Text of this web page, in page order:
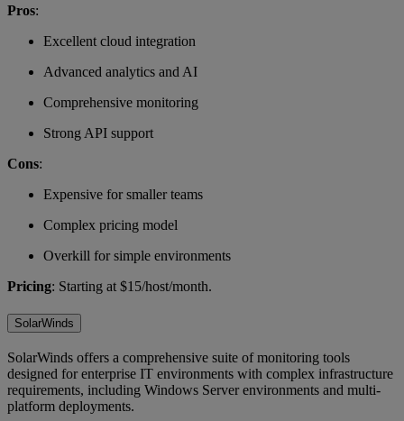
Pros:
Excellent cloud integration
Advanced analytics and AI
Comprehensive monitoring
Strong API support
Cons:
Expensive for smaller teams
Complex pricing model
Overkill for simple environments
Pricing: Starting at $15/host/month.
SolarWinds
SolarWinds offers a comprehensive suite of monitoring tools
designed for enterprise IT environments with complex infrastructure
requirements, including Windows Server environments and multi-
platform deployments.